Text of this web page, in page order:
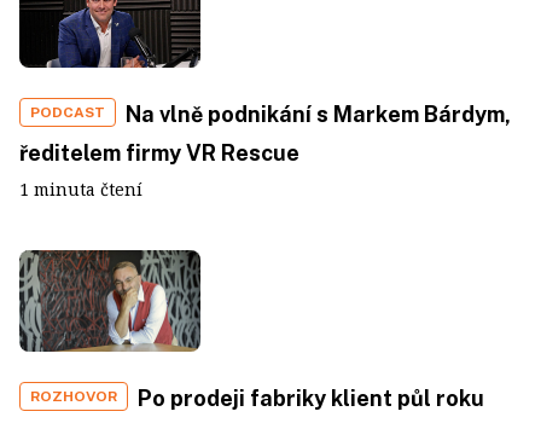
PODCAST
Na vlně podnikání s Markem Bárdym,
ředitelem firmy VR Rescue
1 minuta čtení
ROZHOVOR
Po prodeji fabriky klient půl roku